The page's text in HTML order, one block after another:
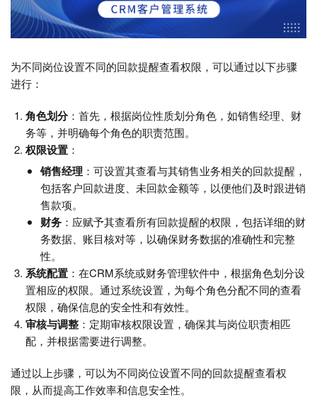
为不同岗位设置不同的回款提醒查看权限，可以通过以下步骤
进行：
角色划分：首先，根据岗位性质划分角色，如销售经理、财
务等，并明确每个角色的职责范围。
权限设置 ：
销售经理 ：可设置其查看与其销售业务相关的回款提醒，
包括客户回款进度、未回款金额等，以便他们及时跟进销
售款项。
财务 ：应赋予其查看所有回款提醒的权限，包括详细的财
务数据、账目核对等，以确保财务数据的准确性和完整
性。
系统配置 ：在CRM系统或财务管理软件中，根据角色划分设
置相应的权限。通过系统设置，为每个角色分配不同的查看
权限，确保信息的安全性和有效性。
审核与调整 ：定期审核权限设置，确保其与岗位职责相匹
配，并根据需要进行调整。
通过以上步骤，可以为不同岗位设置不同的回款提醒查看权
限，从而提高工作效率和信息安全性。